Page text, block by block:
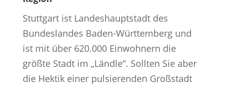
Stuttgart ist Landeshauptstadt des
Bundeslandes Baden-Württemberg und
ist mit über 620.000 Einwohnern die
größte Stadt im „Ländle“. Sollten Sie aber
die Hektik einer pulsierenden Großstadt